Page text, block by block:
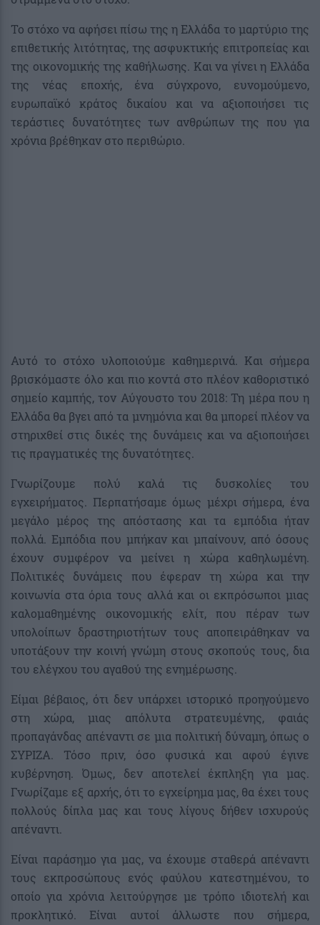
Το στόχο να αφήσει πίσω της η Ελλάδα το μαρτύριο της
επιθετικής λιτότητας, της ασφυκτικής επιτροπείας και
της οικονομικής της καθήλωσης. Και να γίνει η Ελλάδα
της νέας εποχής, ένα σύγχρονο, ευνομούμενο,
ευρωπαϊκό κράτος δικαίου και να αξιοποιήσει τις
τεράστιες δυνατότητες των ανθρώπων της που για
χρόνια βρέθηκαν στο περιθώριο.
Αυτό το στόχο υλοποιούμε καθημερινά. Και σήμερα
βρισκόμαστε όλο και πιο κοντά στο πλέον καθοριστικό
σημείο καμπής, τον Αύγουστο του 2018: Τη μέρα που η
Ελλάδα θα βγει από τα μνημόνια και θα μπορεί πλέον να
στηριχθεί στις δικές της δυνάμεις και να αξιοποιήσει
τις πραγματικές της δυνατότητες.
Γνωρίζουμε πολύ καλά τις δυσκολίες του
εγχειρήματος. Περπατήσαμε όμως μέχρι σήμερα, ένα
μεγάλο μέρος της απόστασης και τα εμπόδια ήταν
πολλά. Εμπόδια που μπήκαν και μπαίνουν, από όσους
έχουν συμφέρον να μείνει η χώρα καθηλωμένη.
Πολιτικές δυνάμεις που έφεραν τη χώρα και την
κοινωνία στα όρια τους αλλά και οι εκπρόσωποι μιας
καλομαθημένης οικονομικής ελίτ, που πέραν των
υπολοίπων δραστηριοτήτων τους αποπειράθηκαν να
υποτάξουν την κοινή γνώμη στους σκοπούς τους, δια
του ελέγχου του αγαθού της ενημέρωσης.
Είμαι βέβαιος, ότι δεν υπάρχει ιστορικό προηγούμενο
στη χώρα, μιας απόλυτα στρατευμένης, φαιάς
προπαγάνδας απέναντι σε μια πολιτική δύναμη, όπως ο
ΣΥΡΙΖΑ. Τόσο πριν, όσο φυσικά και αφού έγινε
κυβέρνηση. Όμως, δεν αποτελεί έκπληξη για μας.
Γνωρίζαμε εξ αρχής, ότι το εγχείρημα μας, θα έχει τους
πολλούς δίπλα μας και τους λίγους δήθεν ισχυρούς
απέναντι.
Είναι παράσημο για μας, να έχουμε σταθερά απέναντι
τους εκπροσώπους ενός φαύλου κατεστημένου, το
οποίο για χρόνια λειτούργησε με τρόπο ιδιοτελή και
προκλητικό. Είναι αυτοί άλλωστε που σήμερα,